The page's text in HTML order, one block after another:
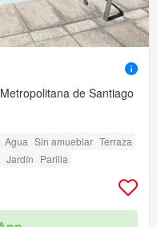
de Santiago
Agua Sin amueblar Terraza
Jardín Parilla